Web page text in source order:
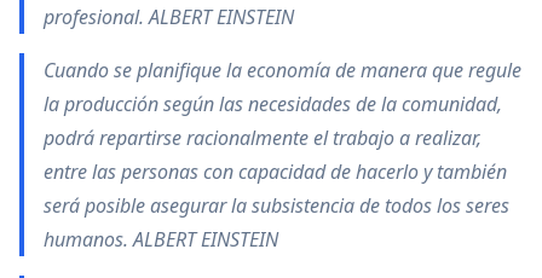
profesional. ALBERT EINSTEIN
Cuando se planifique la economía de manera que regule
la producción según las necesidades de la comunidad,
podrá repartirse racionalmente el trabajo a realizar,
entre las personas con capacidad de hacerlo y también
será posible asegurar la subsistencia de todos los seres
humanos. ALBERT EINSTEIN